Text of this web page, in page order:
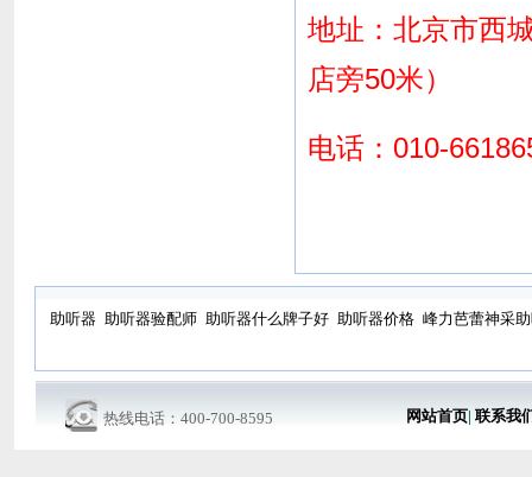
地址：北京市西
店旁50米）
电话：010-
助听器 助听器验配师 助听器什么牌子好 助听器价格 峰力芭蕾神采
热线电话：400-700-8595 网站首页| 联系我